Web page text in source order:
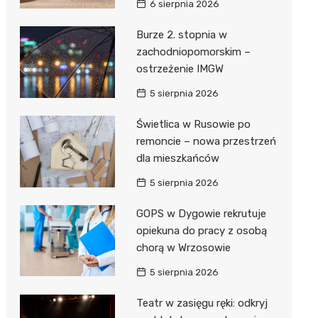
6 sierpnia 2026
Burze 2. stopnia w
zachodniopomorskim –
ostrzeżenie IMGW
5 sierpnia 2026
Świetlica w Rusowie po
remoncie – nowa przestrzeń
dla mieszkańców
5 sierpnia 2026
GOPS w Dygowie rekrutuje
opiekuna do pracy z osobą
chorą w Wrzosowie
5 sierpnia 2026
Teatr w zasięgu ręki: odkryj